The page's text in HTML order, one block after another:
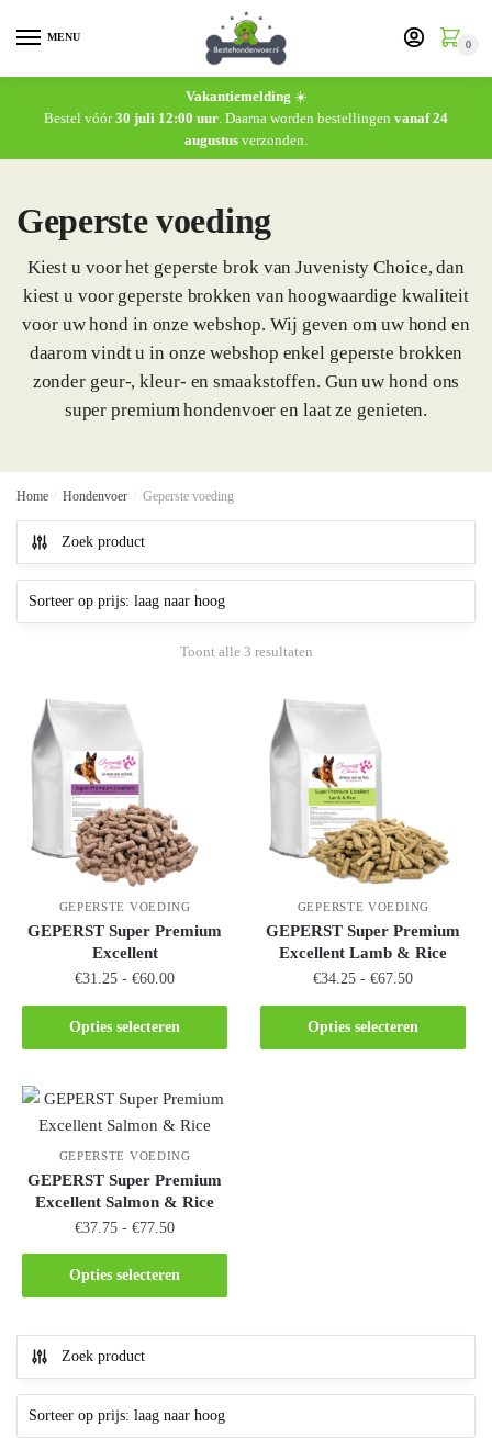
MENU
0
Vakantiemelding ☀️
Bestel vóór30 juli 12:00 uur . Daarna worden bestellingen vanaf 24
augustus verzonden.
Geperste voeding
Kiest u voor het geperste brok van Juvenisty Choice, dan
kiest u voor geperste brokken van hoogwaardige kwaliteit
voor uw hond in onze webshop. Wij geven om uw hond en
daarom vindt u in onze webshop enkel geperste brokken
zonder geur-, kleur- en smaakstoffen. Gun uw hond ons
super premium hondenvoer en laat ze genieten.
Home Hondenvoer Geperste voeding
Zoek product
Toont alle 3 resultaten
GEPERSTE VOEDING
GEPERST Super Premium
Excellent
€31.25 - €60.00
Opties selecteren
GEPERSTE VOEDING
GEPERST Super Premium
Excellent Lamb & Rice
€34.25 - €67.50
Opties selecteren
GEPERSTE VOEDING
GEPERST Super Premium
Excellent Salmon & Rice
€37.75 - €77.50
Opties selecteren
Zoek product